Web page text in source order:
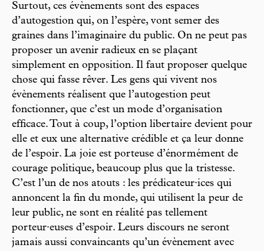
Surtout, ces évènements sont des espaces
d’autogestion qui, on l’espère, vont semer des
graines dans l’imaginaire du public. On ne peut pas
proposer un avenir radieux en se plaçant
simplement en opposition. Il faut proposer quelque
chose qui fasse rêver. Les gens qui vivent nos
évènements réalisent que l’autogestion peut
fonctionner, que c’est un mode d’organisation
efficace. Tout à coup, l’option libertaire devient pour
elle et eux une alternative crédible et ça leur donne
de l’espoir. La joie est porteuse d’énormément de
courage politique, beaucoup plus que la tristesse.
C’est l’un de nos atouts : les prédicateur·ices qui
annoncent la fin du monde, qui utilisent la peur de
leur public, ne sont en réalité pas tellement
porteur·euses d’espoir. Leurs discours ne seront
jamais aussi convaincants qu’un évènement avec